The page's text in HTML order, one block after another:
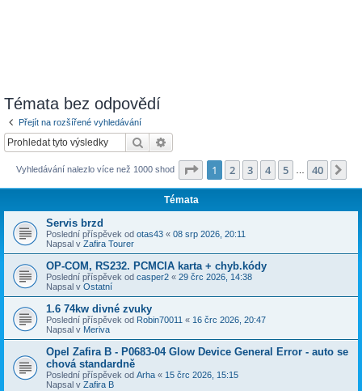
Témata bez odpovědí
Přejít na rozšířené vyhledávání
Hledat
Vyhledávání nalezlo více než 1000 shod Stránka z 40
1 2 3 4 5 40
Témata
Servis brzd
Poslední příspěvek od otas43 « 08 srp 2026, 20:11
Napsal v Zafira Tourer
OP-COM, RS232. PCMCIA karta + chyb.kódy
Poslední příspěvek od casper2 « 29 črc 2026, 14:38
Napsal v Ostatní
1.6 74kw divné zvuky
Poslední příspěvek od Robin70011 « 16 črc 2026, 20:47
Napsal v Meriva
Opel Zafira B - P0683-04 Glow Device General Error - auto se
chová standardně
Poslední příspěvek od Arha « 15 črc 2026, 15:15
Napsal v Zafira B